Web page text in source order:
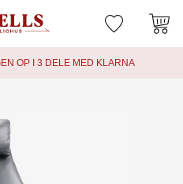
OP I 3 DELE MED KLARNA